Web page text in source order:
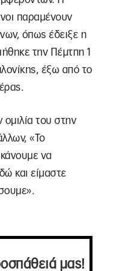
παραμένουν
όπως έδειξε η
την Πέμτπη 1
έξω από το
του στην
«Το
να
και είμαστε
μας!